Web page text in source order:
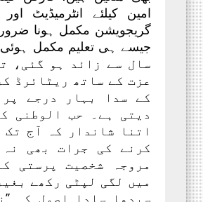
امین کیلئے انٹرمیڈیٹ
گریجویشن مکمل ہونا
سال سے زائد ہو گئی،
عزت کے ساتھ ریٹائرڈ
کے سدا بہار درجے پر
دیتی ہے۔ حب الوطنی
اتنا شاندار کہ آج
کرنے کی جرات بھی
مروجہ شخصیت پرستی
میں لگی لپٹی رکھے
سیدھا سادا اصول کہ